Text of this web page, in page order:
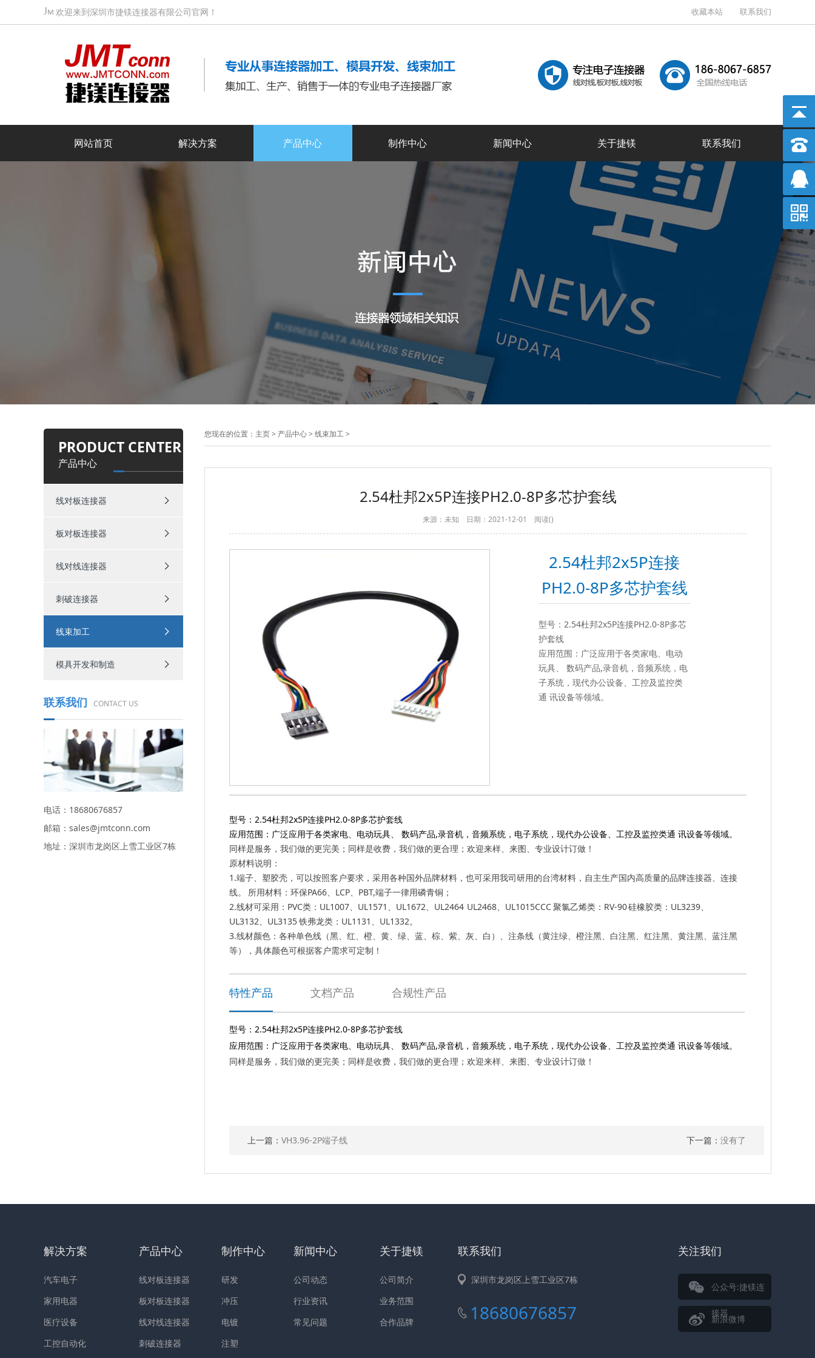
欢迎来到深圳市捷镁连接器有限公司官网！ 收藏本站 联系我们
网站首页 解决方案 产品中心 制作中心 新闻中心 关于捷镁 联系我们
PRODUCT CENTER
产品中心
线对板连接器
板对板连接器
线对线连接器
刺破连接器
线束加工
模具开发和制造
联系我们 CONTACT US
电话：18680676857
邮箱：sales@jmtconn.com
地址：深圳市龙岗区上雪工业区7栋
您现在的位置： 主页> 产品中心> 线束加工>
2.54杜邦2x5P连接PH2.0-8P多芯护套线
来源：未知 日期：2021-12-01 阅读()
2.54杜邦2x5P连接
PH2.0-8P多芯护套线
型号：2.54杜邦2x5P连接PH2.0-8P多芯
护套线
应用范围：广泛应用于各类家电、电动
玩具、 数码产品,录音机，音频系统，电
子系统，现代办公设备、工控及监控类
通 讯设备等领域。
型号：2.54杜邦2x5P连接PH2.0-8P多芯护套线
应用范围：广泛应用于各类家电、电动玩具、 数码产品,录音机，音频系统，电子系统，现代办公设备、工控及监控类通 讯设备等领域。
同样是服务，我们做的更完美；同样是收费，我们做的更合理；欢迎来样、来图、专业设计订做！
原材料说明：
1.端子、塑胶壳，可以按照客户要求，采用各种国外品牌材料，也可采用我司研用的台湾材料，自主生产国内高质量的品牌连接器、连接
线。 所用材料：环保PA66、LCP、PBT,端子一律用磷青铜；
2.线材可采用：PVC类：UL1007、UL1571、UL1672、UL2464 UL2468、UL1015CCC 聚氯乙烯类：RV-90 硅橡胶类：UL3239、
UL3132、UL3135 铁弗龙类：UL1131、UL1332。
3.线材颜色：各种单色线（黑、红、橙、黄、绿、蓝、棕、紫、灰、白）、注条线（黄注绿、橙注黑、白注黑、红注黑、黄注黑、蓝注黑
等），具体颜色可根据客户需求可定制！
特性产品 文档产品 合规性产品
型号：2.54杜邦2x5P连接PH2.0-8P多芯护套线
应用范围：广泛应用于各类家电、电动玩具、 数码产品,录音机，音频系统，电子系统，现代办公设备、工控及监控类通 讯设备等领域。
同样是服务，我们做的更完美；同样是收费，我们做的更合理；欢迎来样、来图、专业设计订做！
上一篇： VH3.96-2P端子线 下一篇： 没有了
解决方案
汽车电子
家用电器
医疗设备
工控自动化
产品中心
线对板连接器
板对板连接器
线对线连接器
刺破连接器
制作中心
研发
冲压
电镀
注塑
新闻中心
公司动态
行业资讯
常见问题
关于捷镁
公司简介
业务范围
合作品牌
联系我们
深圳市龙岗区上雪工业区7栋
18680676857
关注我们
公众号:捷镁连
接器
新浪微博